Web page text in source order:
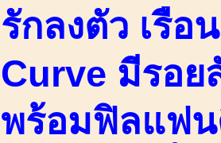
รักลงตัว เรือ
Curve มีรอย
พร้อมฟิลแฟน